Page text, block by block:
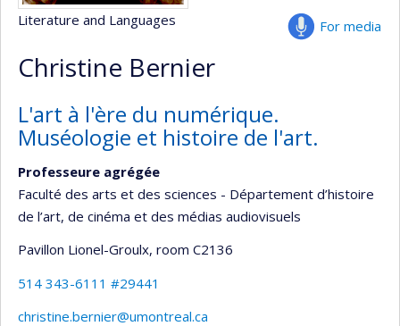
For media
Literature and Languages
Christine Bernier
L'art à l'ère du numérique.
Muséologie et histoire de l'art.
Professeure agrégée
Faculté des arts et des sciences - Département d’histoire
de l’art, de cinéma et des médias audiovisuels
Pavillon Lionel-Groulx, room C2136
514 343-6111 #29441
christine.bernier@umontreal.ca